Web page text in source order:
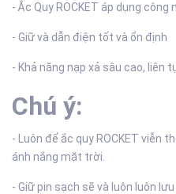
- Ắc Quy ROCKET áp dụng công
- Giữ và dẫn điện tốt và ổn định
- Khả năng nạp xả sâu cao, liên
Chú ý:
- Luôn để ắc quy ROCKET viễn
ánh nắng mặt trời.
- Giữ pin sạch sẽ và luôn luôn